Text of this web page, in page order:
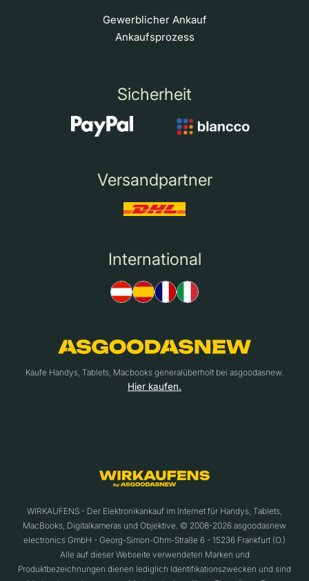
Gewerblicher Ankauf
Ankaufsprozess
Sicherheit
Versandpartner
International
Kaufe Handys, Tablets, Macbooks generalüberholt bei asgoodasnew.
Hier kaufen.
WIRKAUFENS - Der Elektronikankauf im Internet für Handys, Tablets,
MacBooks, Digitalkameras und Objektive. © 2008-2026 asgoodasnew
electronics GmbH - Georg-Simon-Ohm-Straße 6 - 15236 Frankfurt (O.)
Alle auf dieser Webseite verwendeten Marken und
Produktbezeichnungen dienen lediglich Identifikationszwecken und sind